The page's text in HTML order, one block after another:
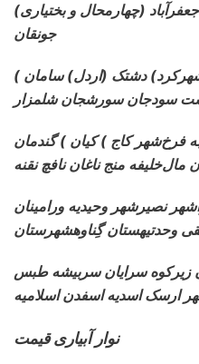
(چهارمحال و بختیاری)
جونقان
دشتک (اردل) سامان )
سودجان سورشجان شلمزار
فرخ‌شهر کاج ) کیان ) گندمان
منج ناغان نافچ نقنه
نصیرشهر وحیدیه ورامینان
وحدتیهستان گِناوهشهرستان
زیرکوه سرایان سربیشه طبس
ارسک اسدیه اسفدن اسلامیه
نوار آبیاری قیمت